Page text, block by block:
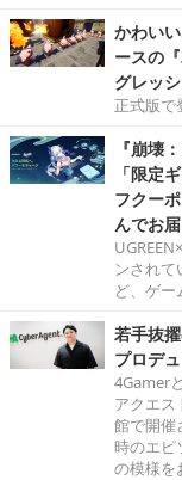
かわい
ースの
グレッ
正式版で
『崩壊
「限定
フクー
んでお
ンされ
ど、ゲ
若手抜
プロデ
4Gamer
アクエス
館で開催
時のエピ
の模様を